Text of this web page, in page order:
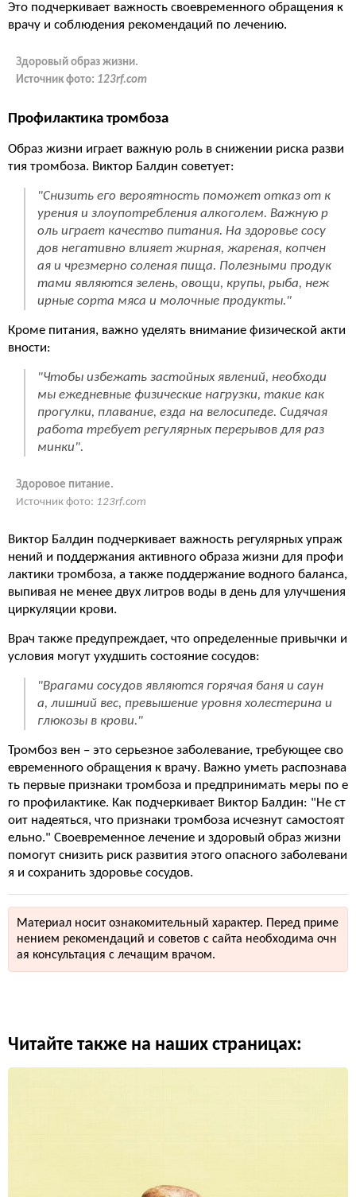
Это подчеркивает важность своевременного обращения к
врачу и соблюдения рекомендаций по лечению.
Здоровый образ жизни.
Источник фото: 123rf.com
Профилактика тромбоза
Образ жизни играет важную роль в снижении риска разви
тия тромбоза. Виктор Балдин советует:
"Снизить его вероятность поможет отказ от к
урения и злоупотребления алкоголем. Важную р
оль играет качество питания. На здоровье сосу
дов негативно влияет жирная, жареная, копчен
ая и чрезмерно соленая пища. Полезными продук
тами являются зелень, овощи, крупы, рыба, неж
ирные сорта мяса и молочные продукты."
Кроме питания, важно уделять внимание физической акти
вности:
"Чтобы избежать застойных явлений, необходи
мы ежедневные физические нагрузки, такие как
прогулки, плавание, езда на велосипеде. Сидячая
работа требует регулярных перерывов для раз
минки".
Здоровое питание.
Источник фото: 123rf.com
Виктор Балдин подчеркивает важность регулярных упраж
нений и поддержания активного образа жизни для профи
лактики тромбоза, а также поддержание водного баланса,
выпивая не менее двух литров воды в день для улучшения
циркуляции крови.
Врач также предупреждает, что определенные привычки и
условия могут ухудшить состояние сосудов:
"Врагами сосудов являются горячая баня и саун
а, лишний вес, превышение уровня холестерина и
глюкозы в крови."
Тромбоз вен – это серьезное заболевание, требующее сво
евременного обращения к врачу. Важно уметь распознава
ть первые признаки тромбоза и предпринимать меры по е
го профилактике. Как подчеркивает Виктор Балдин: "Не ст
оит надеяться, что признаки тромбоза исчезнут самостоят
ельно." Своевременное лечение и здоровый образ жизни
помогут снизить риск развития этого опасного заболевани
я и сохранить здоровье сосудов.
Материал носит ознакомительный характер. Перед приме
нением рекомендаций и советов с сайта необходима очн
ая консультация с лечащим врачом.
Читайте также на наших страницах: